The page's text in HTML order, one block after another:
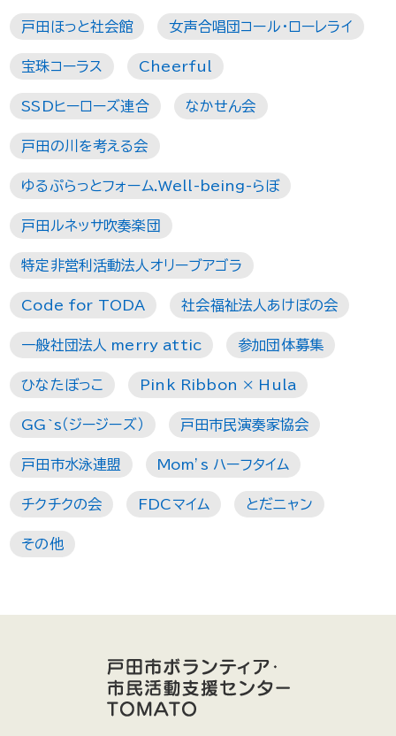
戸田ほっと社会館 女声合唱団コール・ローレライ
宝珠コーラス Cheerful
SSDヒーローズ連合 なかせん会
戸田の川を考える会
ゆるぷらっとフォーム.Well-being-らぼ
戸田ルネッサ吹奏楽団
特定非営利活動法人オリーブアゴラ
Code for TODA 社会福祉法人あけぼの会
一般社団法人 merry attic 参加団体募集
ひなたぼっこ Pink Ribbon × Hula
GG`s（ジージーズ） 戸田市民演奏家協会
戸田市水泳連盟 Mom’s ハーフタイム
チクチクの会 FDCマイム とだニャン
その他